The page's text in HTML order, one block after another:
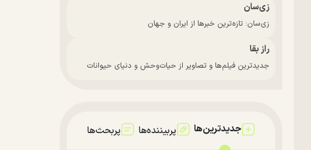
زی‌سان
زی‌سان: تازه‌ترین خبرها از ایران و جهان
راز بقا
جدیدترین فیلم‌ها و تصاویر از حیات‌وحش و دنیای حیوانات
جدیدترین‌ها پربیننده‌ها پربحث‌ها